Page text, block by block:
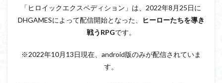
「ヒロイックエクスペディション」は、2022年8月25日に
DHGAMESによって配信開始となった、
ヒーローたちを導き
戦う RPGです。
※2022年10月13日現在、android版のみが配信されていま
す。